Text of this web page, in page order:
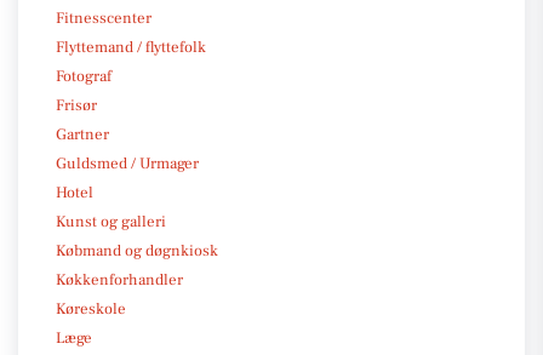
Fitnesscenter
Flyttemand / flyttefolk
Fotograf
Frisør
Gartner
Guldsmed / Urmager
Hotel
Kunst og galleri
Købmand og døgnkiosk
Køkkenforhandler
Køreskole
Læge